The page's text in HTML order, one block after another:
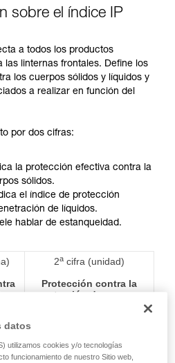
de técnicas relacionadas con
existir otras que no
sobre el índice IP
a todos los productos
las linternas frontales. Define los
los cuerpos sólidos y líquidos y
a realizar en función del
por dos cifras:
la protección efectiva contra la
sólidos.
el índice de protección
de líquidos.
hablar de estanqueidad.
2a cifra (unidad)
Protección contra la
penetración de agua con
datos
utilizamos cookies y/o tecnologías
funcionamiento de nuestro Sitio web,